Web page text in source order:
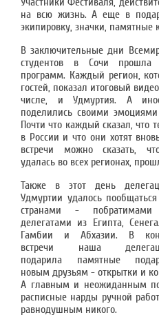
на всю жизнь. А еще в
экипировку, значки, памятные
В заключительные дни
студентов в Сочи прошла
программ. Каждый регион,
гостей, показал итоговый
числе, и Удмуртия. А
поделились своими
Почти что каждый сказал, что
в России и что они хотят
встречи можно сказать,
удалась во всех регионах,
Также в этот день
Удмуртии удалось
странами -
делегатами из Египта,
Гамбии и Абхазии. В
встречи наша
подарила памятные
новым друзьям - открытки и
А главным и неожиданным
расписные нарды ручной
равнодушным никого.